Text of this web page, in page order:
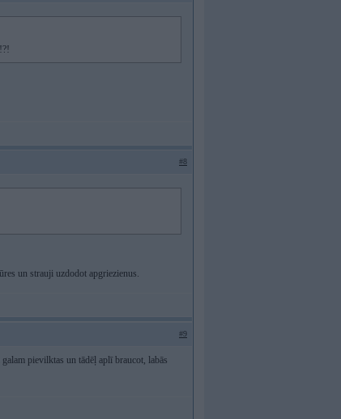
#8
un strauji uzdodot apgriezienus.
#9
pievilktas un tādēļ aplī braucot, labās